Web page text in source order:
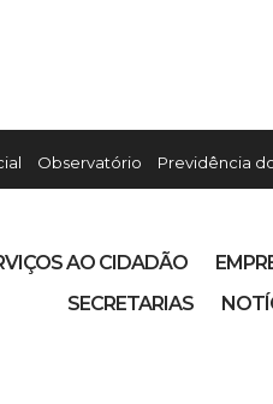
Observatório Previdência
AO CIDADÃO
SECRETARIAS